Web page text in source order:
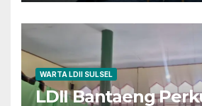
WARTA LDII SULSEL
LDII Bantaeng